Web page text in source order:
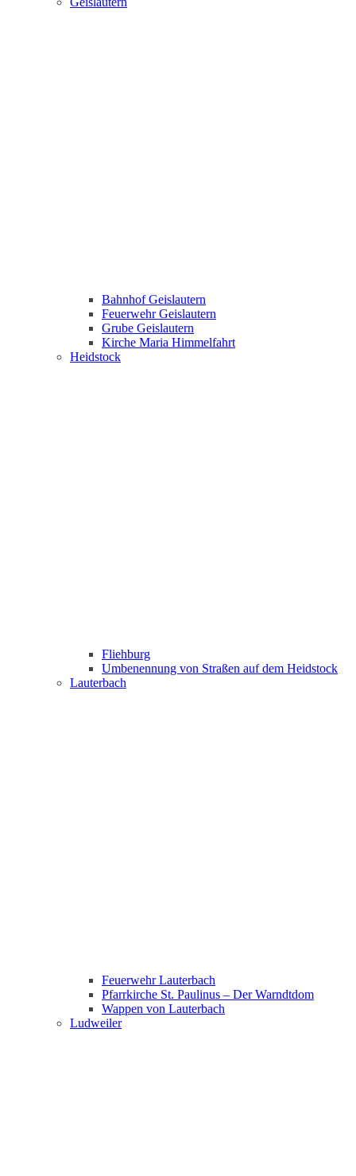
Bahnhof Geislautern
Feuerwehr Geislautern
Grube Geislautern
Kirche Maria Himmelfahrt
Heidstock
Fliehburg
Umbenennung von Straßen auf dem Heidstock
Lauterbach
Feuerwehr Lauterbach
Pfarrkirche St. Paulinus – Der Warndtdom
Wappen von Lauterbach
Ludweiler